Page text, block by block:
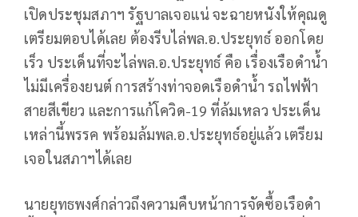
เปิดประชุมสภาฯ รัฐบาลเจอแน่ จะฉายหนังให้คุณดู
เตรียมตอบได้เลย ต้องรีบไล่พล.อ.ประยุทธ์ ออกโดย
เร็ว ประเด็นที่จะไล่พล.อ.ประยุทธ์ คือ เรื่องเรือดำน้ำ
ไม่มีเครื่องยนต์ การสร้างท่าจอดเรือดำน้ำ รถไฟฟ้า
สายสีเขียว และการแก้โควิด-19 ที่ล้มเหลว ประเด็น
เหล่านี้พรรค พร้อมล้มพล.อ.ประยุทธ์อยู่แล้ว เตรียม
เจอในสภาฯได้เลย
นายยุทธพงศ์กล่าวถึงความคืบหน้าการจัดซื้อเรือดำ